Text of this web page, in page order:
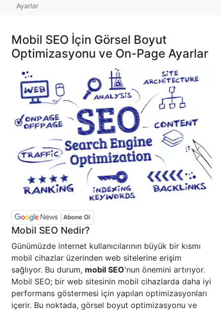
Ayarlar
Mobil SEO İçin Görsel Boyut
Optimizasyonu ve On-Page Ayarlar
Mobil SEO Nedir?
Günümüzde internet kullanıcılarının büyük bir kısmı
mobil cihazlar üzerinden web sitelerine erişim
sağlıyor. Bu durum, mobil SEO'nun önemini artırıyor.
Mobil SEO; bir web sitesinin mobil cihazlarda daha iyi
performans göstermesi için yapılan optimizasyonları
içerir. Bu noktada, görsel boyut optimizasyonu ve